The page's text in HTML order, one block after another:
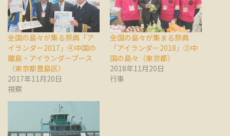
全国の島々が集る祭典「ア
イランダー2017」④中国の
離島・アイランダーブース
（東京都豊島区）
2017年11月20日
視察
全国の島々が集まる祭典
「アイランダー2018」③中
国の島々（東京都）
2018年11月20日
行事